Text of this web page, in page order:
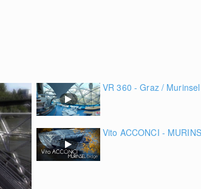
VR 360 - Graz / Murinsel
Vito ACCONCI -